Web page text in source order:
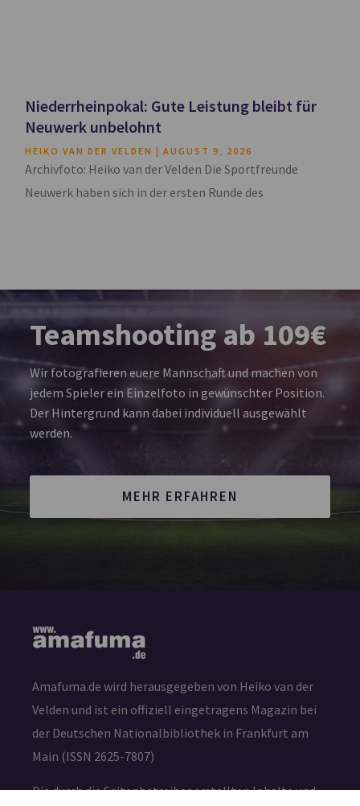
Niederrheinpokal: Gute Leistung bleibt für
Neuwerk unbelohnt
HEIKO VAN DER VELDEN AUGUST 9, 2026
Archivfoto: Heiko van der Velden Die Sportfreunde
Neuwerk haben sich in der ersten Runde des
Teamshooting ab 109€
Wir fotografieren euere Mannschaft und machen von
jedem Spieler ein Einzelfoto in gewünschter Position.
Der Hintergrund kann dabei individuell ausgewählt
werden.
MEHR ERFAHREN
Amafuma.de wird herausgegeben von Heiko van der
Velden und ist ein offiziell eingetragens Magazin bei
der Deutschen Nationalbibliothek in Frankfurt am
Main (ISSN 2625-7807)
Die durch die Seitenbetreiber erstellten Inhalte und